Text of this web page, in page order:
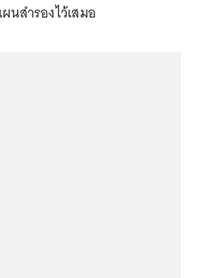
นสำรองไว้เสมอ